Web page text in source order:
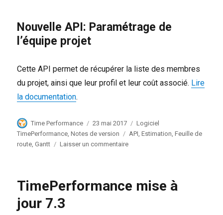
Nouvelle API: Paramétrage de
l’équipe projet
Cette API permet de récupérer la liste des membres
du projet, ainsi que leur profil et leur coût associé. Lire
la documentation.
Auteur
Time Performance
Publié
le
23 mai 2017 Catégories
Logiciel
TimePerformance,Notes de version Étiquettes
API,Estimation,Feuille de
route,Gantt Laisser un commentairesur
2017
TimePerformance mise à
jour 7.3